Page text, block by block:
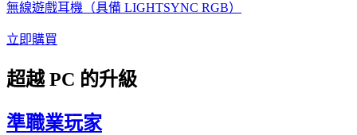
無線遊戲耳機（具備 LIGHTSYNC RGB）
立即購買
超越 PC 的升級
準職業玩家